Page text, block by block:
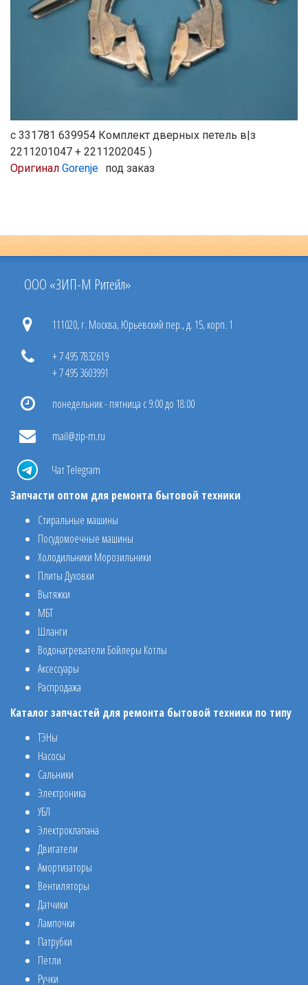
с 331781 639954 Комплект дверных петель в|з
2211201047 + 2211202045 )
Оригинал Gorenje под заказ
ООО «ЗИП-М Ритейл»
111020, г. Москва, Юрьевский пер., д. 15, корп. 1
+ 7 495 7832619
+ 7 495 3603991
понедельник - пятница с 9:00 до 18:00
mail@zip-m.ru
Чат Telegram
Запчасти оптом для ремонта бытовой техники
Стиральные машины
Посудомоечные машины
Холодильники Морозильники
Плиты Духовки
Вытяжки
МБТ
Шланги
Водонагреватели Бойлеры Котлы
Аксессуары
Распродажа
Каталог запчастей для ремонта бытовой техники по типу
ТЭНы
Насосы
Сальники
Электроника
УБЛ
Электроклапана
Двигатели
Амортизаторы
Вентиляторы
Датчики
Лампочки
Патрубки
Петли
Ручки